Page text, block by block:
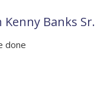
Kenny Banks Sr.
done